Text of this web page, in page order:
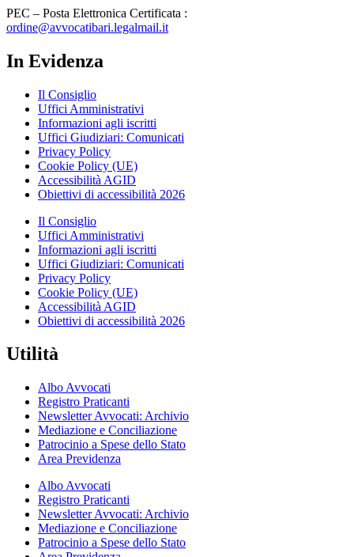
PEC – Posta Elettronica Certificata :
ordine@avvocatibari.legalmail.it
In Evidenza
Il Consiglio
Uffici Amministrativi
Informazioni agli iscritti
Uffici Giudiziari: Comunicati
Privacy Policy
Cookie Policy (UE)
Accessibilità AGID
Obiettivi di accessibilità 2026
Il Consiglio
Uffici Amministrativi
Informazioni agli iscritti
Uffici Giudiziari: Comunicati
Privacy Policy
Cookie Policy (UE)
Accessibilità AGID
Obiettivi di accessibilità 2026
Utilità
Albo Avvocati
Registro Praticanti
Newsletter Avvocati: Archivio
Mediazione e Conciliazione
Patrocinio a Spese dello Stato
Area Previdenza
Albo Avvocati
Registro Praticanti
Newsletter Avvocati: Archivio
Mediazione e Conciliazione
Patrocinio a Spese dello Stato